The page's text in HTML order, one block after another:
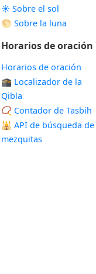
☀️ Sobre el sol
🌕 Sobre la luna
Horarios de oración
Horarios de oración
🕋 Localizador de la
Qibla
📿 Contador de Tasbih
🕌 API de búsqueda de
mezquitas